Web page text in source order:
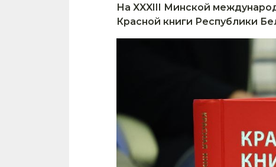
На XXXIII Минской
Красной книги Республики